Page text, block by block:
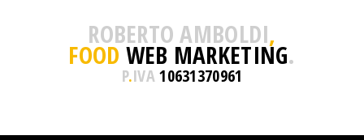
ROBERTO AMBOLDI,
FOOD WEB MARKETING.
P.IVA10631370961